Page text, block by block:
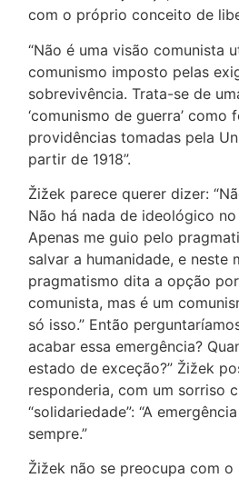
com o próprio conceito de
“Não é uma visão comunista
comunismo imposto pelas
sobrevivência. Trata-se de
‘comunismo de guerra’ como
providências tomadas pela
partir de 1918”.
Žižek parece querer dizer:
Não há nada de ideológico
Apenas me guio pelo
salvar a humanidade, e neste
pragmatismo dita a opção
comunista, mas é um
só isso.” Então
acabar essa emergência?
estado de exceção?” Žižek
responderia, com um sorriso
“solidariedade”: “A
sempre.”
Žižek não se preocupa com o